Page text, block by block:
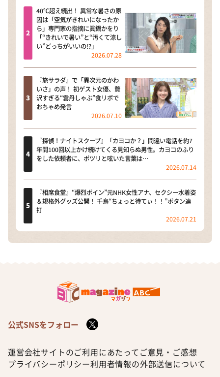
40℃超え続出！ 異常な暑さの原
因は「空気がきれいになったか
ら」専門家の指摘に眞鍋かをり
「“きれいで暑い”と“汚くて涼し
い”どっちがいいの!?」
2026.07.28
『旅サラダ』で「異次元のかわ
いさ」の声！ 初ゲスト女優、贅
沢すぎる“雲丹しゃぶ”食リポで
おちゃめ発言
2026.07.10
『探偵！ナイトスクープ』「カヨコか？」間違い電話を約7
年間100回以上かけ続けてくる見知らぬ男性。カヨコのふり
をした依頼者に、ポツリと呟いた言葉は…
2026.07.14
『相席食堂』“爆烈ボイン”元NHK女性アナ、セクシー水着姿
＆規格外グッズ公開！ 千鳥“ちょっと待てぃ！！”ボタン連
打
2026.07.21
公式SNSをフォロー
運営会社サイトのご利用にあたって ご意見・ご感想
プライバシーポリシー利用者情報の外部送信について